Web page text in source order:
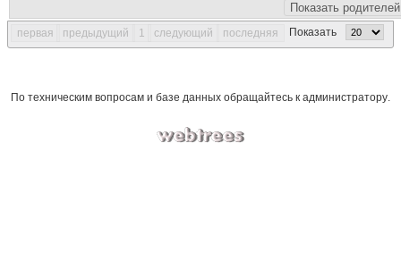
Показать родителей
первая предыдущий 1 следующий последняя Показать
По техническим вопросам и базе данных обращайтесь к администратору.